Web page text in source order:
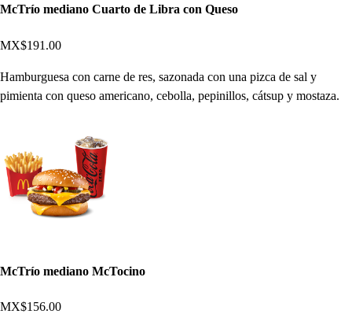
McTrío mediano Cuarto de Libra con Queso
MX$191.00
Hamburguesa con carne de res, sazonada con una pizca de sal y
pimienta con queso americano, cebolla, pepinillos, cátsup y mostaza.
McTrío mediano McTocino
MX$156.00